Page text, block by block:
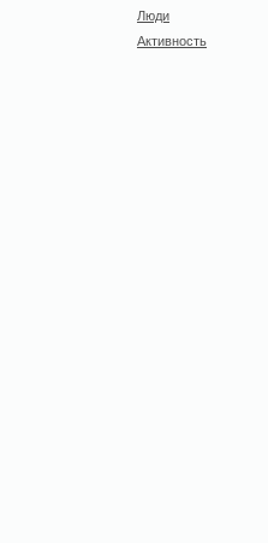
Люди
Активность